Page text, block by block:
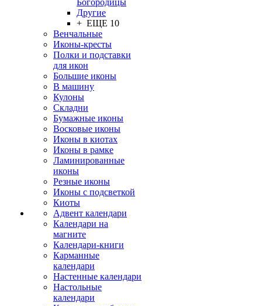
Богородицы
Другие
+ ЕЩЕ 10
Венчальные
Иконы-кресты
Полки и подставки
для икон
Большие иконы
В машину
Кулоны
Складни
Бумажные иконы
Восковые иконы
Иконы в киотах
Иконы в рамке
Ламинированные
иконы
Резные иконы
Иконы с подсветкой
Киоты
Адвент календари
Календари на
магните
Календари-книги
Карманные
календари
Настенные календари
Настольные
календари